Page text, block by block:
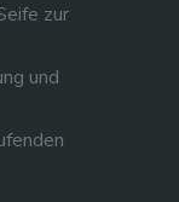
zur
und